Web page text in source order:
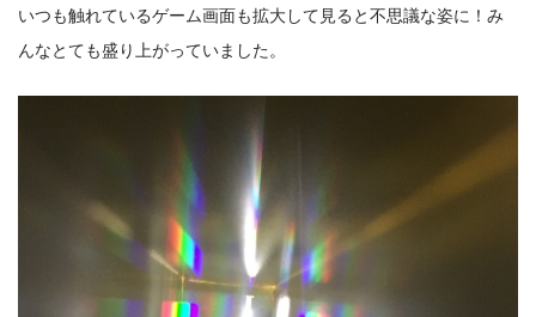
いつも触れているゲーム画面も拡大して見ると不思議な姿に！み
んなとても盛り上がっていました。